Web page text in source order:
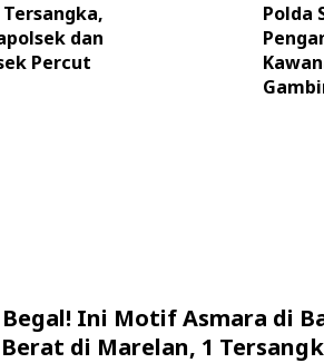
dan
Percut
Polda
Ini Motif Asmara di
di Marelan, 1